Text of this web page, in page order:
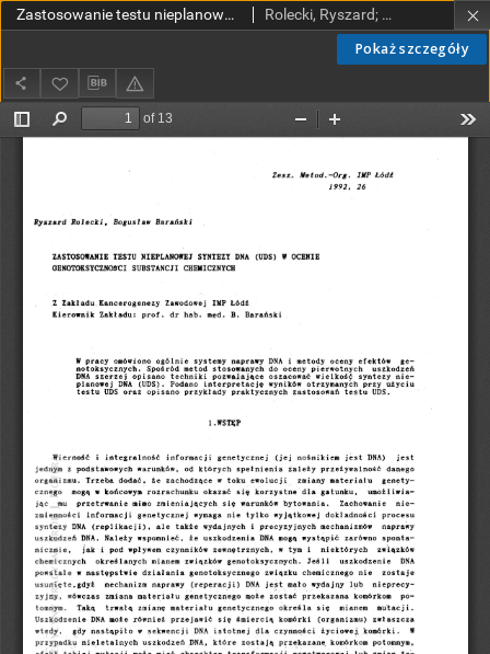
Pokaż szczegóły
Zastosowanie testu nieplanowej syntezy DNA (UDS) w ocenie genotoksyczności substancji chemicznych Rolecki, Ryszard; Barański, Bogusław